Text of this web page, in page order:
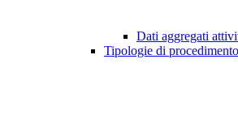
Dati aggregati
Tipologie di procedimento